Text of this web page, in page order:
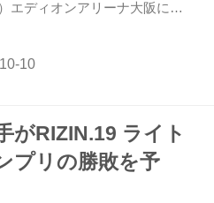
エディオンアリーナ大阪にて
する選手自らが予想してくれ
リア色の大和魂” ホベルト・サ
ケット ≫ 対戦カード ≫ 見所
画(YouTube) ≫ FIGHTERS
ターによる試合予想 ≫ 出場
ュー ≫ ライト級GP2019出場
がRIZIN.19 ライト
プリの勝敗を予